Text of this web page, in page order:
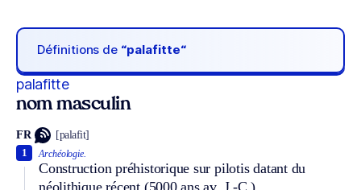
Définitions de “palafitte“
palafitte
nom masculin
FR [palafit]
Archéologie.
Construction préhistorique sur pilotis datant du
néolithique récent (5000 ans av. J.-C.).
1